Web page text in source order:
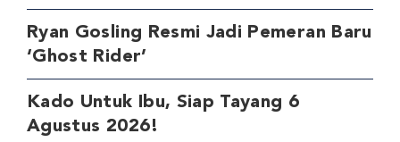
Ryan Gosling Resmi Jadi Pemeran Baru
‘Ghost Rider’
Kado Untuk Ibu, Siap Tayang 6
Agustus 2026!